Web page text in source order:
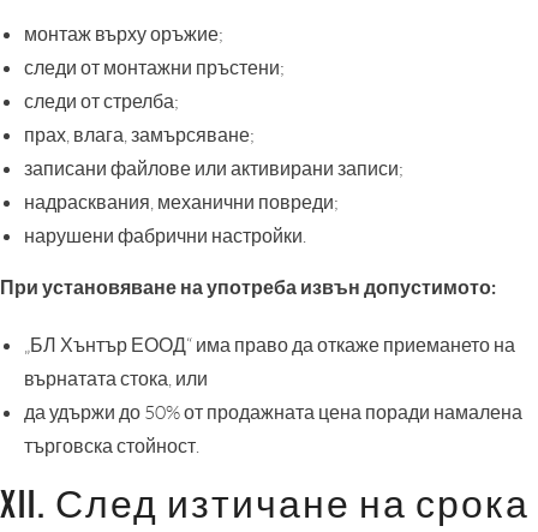
монтаж върху оръжие;
следи от монтажни пръстени;
следи от стрелба;
прах, влага, замърсяване;
записани файлове или активирани записи;
надрасквания, механични повреди;
нарушени фабрични настройки.
При установяване на употреба извън допустимото:
„БЛ Хънтър ЕООД“ има право да откаже приемането на
върнатата стока, или
да удържи до 50% от продажната цена поради намалена
търговска стойност.
XII. След изтичане на срока